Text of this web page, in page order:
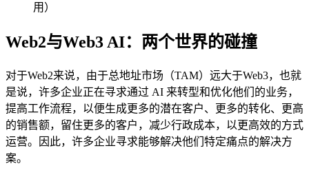
用）
Web2与Web3 AI：两个世界的碰撞
对于Web2来说，由于总地址市场（TAM）远大于Web3，也就
是说，许多企业正在寻求通过 AI 来转型和优化他们的业务，
提高工作流程，以便生成更多的潜在客户、更多的转化、更高
的销售额，留住更多的客户，减少行政成本，以更高效的方式
运营。因此，许多企业寻求能够解决他们特定痛点的解决方
案。